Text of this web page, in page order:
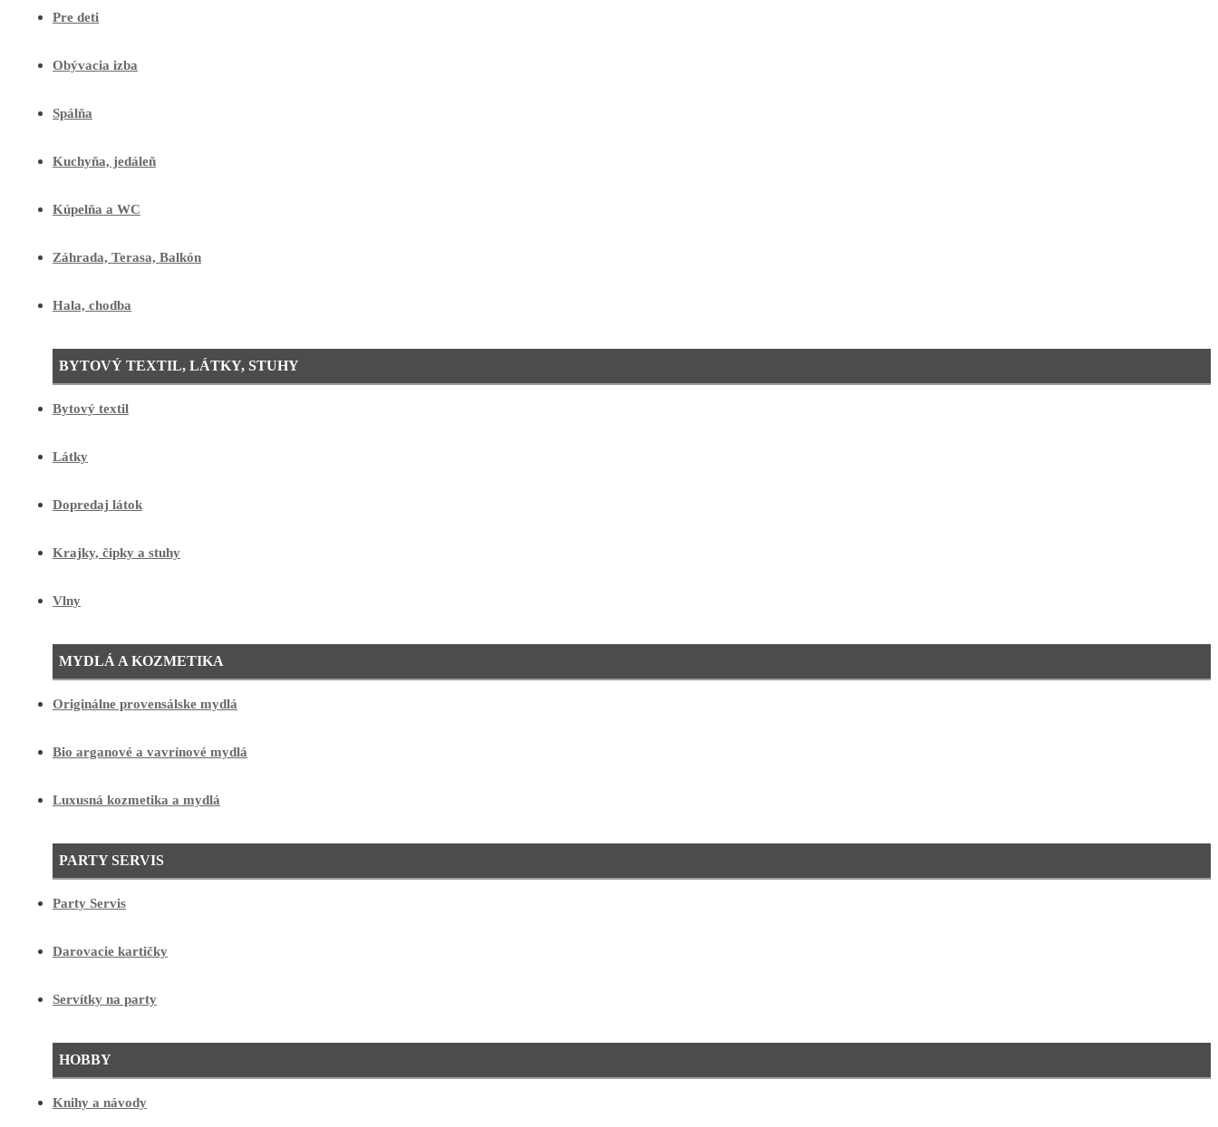
Pre deti
Obývacia izba
Spálňa
Kuchyňa, jedáleň
Kúpelňa a WC
Záhrada, Terasa, Balkón
Hala, chodba
BYTOVÝ TEXTIL, LÁTKY, STUHY
Bytový textil
Látky
Dopredaj látok
Krajky, čipky a stuhy
Vlny
MYDLÁ A KOZMETIKA
Originálne provensálske mydlá
Bio arganové a vavrínové mydlá
Luxusná kozmetika a mydlá
PARTY SERVIS
Party Servis
Darovacie kartičky
Servítky na party
HOBBY
Knihy a návody